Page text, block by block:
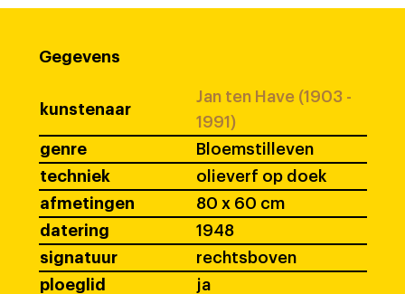
Gegevens
kunstenaar
Jan ten Have (1903 -
1991)
genre
Bloemstilleven
techniek
olieverf op doek
afmetingen
80 x 60 cm
datering
1948
signatuur
rechtsboven
ploeglid
ja